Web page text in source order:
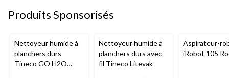
Produits Sponsorisés
Nettoyeur humide à
planchers durs
Tineco GO H2O
Nettoyeur humide à
planchers durs avec
fil Tineco Litevak
Aspirateur-
iRobot 105